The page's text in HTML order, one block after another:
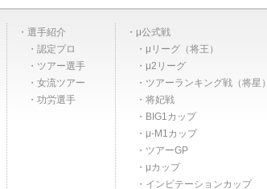
選手紹介
認定プロ
ツアー選手
女流ツアー
功労選手
μ公式戦
μリーグ（将王）
μ2リーグ
ツアーランキング戦（将星）
将妃戦
BIG1カップ
μ-M1カップ
ツアーGP
μカップ
インビテーションカップ